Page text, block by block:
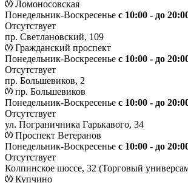
Ломоносовская
Понедельник-Воскресенье с 10:00 - до
Отсутствует
пр. Светлановский, 109
Гражданский проспект
Понедельник-Воскресенье с 10:00 - до
Отсутствует
пр. Большевиков, 2
пр. Большевиков
Понедельник-Воскресенье с 10:00 - до
Отсутствует
ул. Пограничника Гарькавого, 34
Проспект Ветеранов
Понедельник-Воскресенье с 10:00 - до
Отсутствует
Колпинское шоссе, 32 (Торговый
Купчино